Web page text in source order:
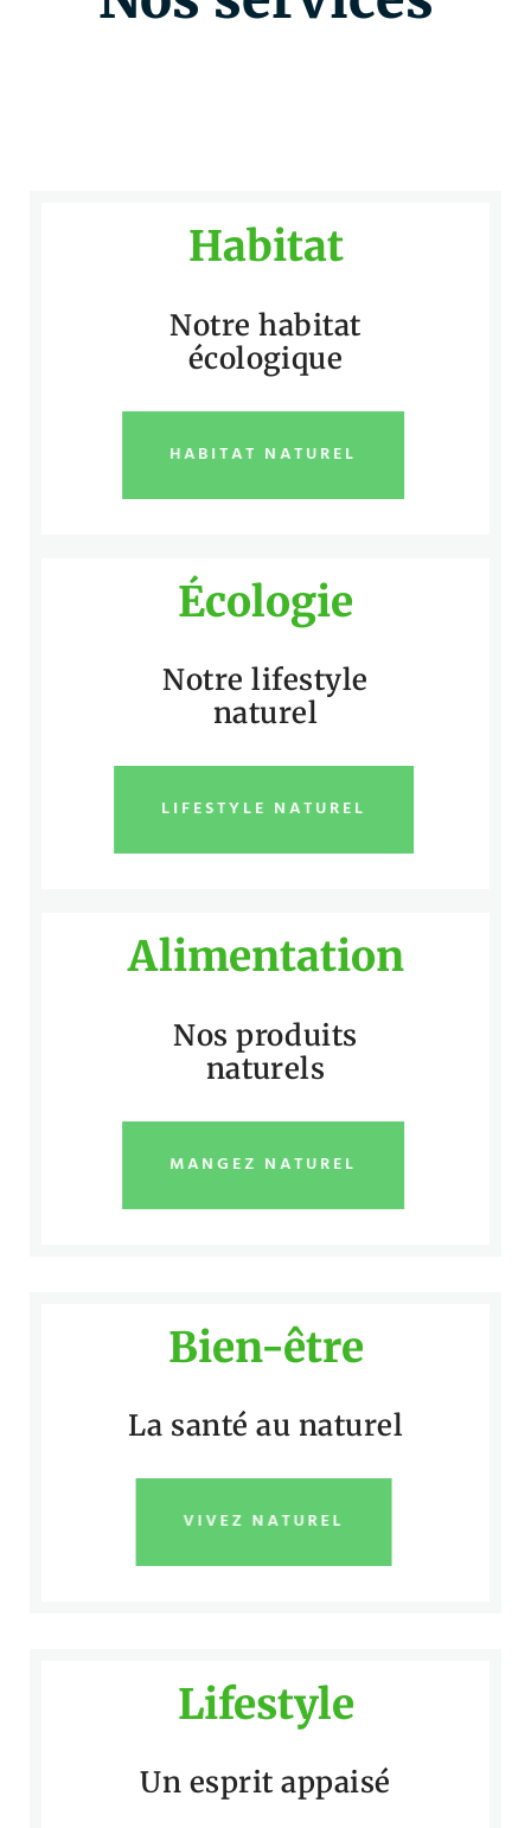
Habitat
Notre habitat
écologique
HABITAT NATUREL
Écologie
Notre lifestyle
naturel
LIFESTYLE NATUREL
Alimentation
Nos produits
naturels
MANGEZ NATUREL
Bien-être
La santé au naturel
VIVEZ NATUREL
Lifestyle
Un esprit appaisé